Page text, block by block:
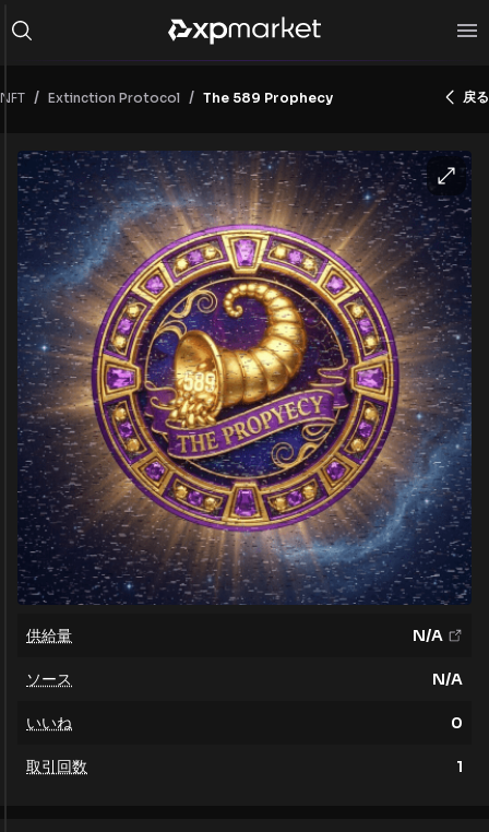
NFT / Extinction Protocol / The 589 Prophecy 戻る
供給量 N/A
ソース N/A
いいね 0
取引回数 1